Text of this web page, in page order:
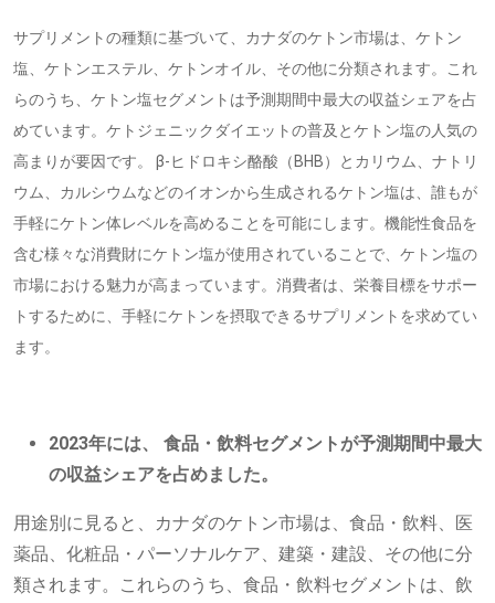
サプリメントの種類に基づいて、カナダのケトン市場は、ケトン
塩、ケトンエステル、ケトンオイル、その他に分類されます。これ
らのうち、ケトン塩セグメントは予測期間中最大の収益シェアを占
めています。ケトジェニックダイエットの普及とケトン塩の人気の
高まりが要因です。 β-ヒドロキシ酪酸（BHB）とカリウム、ナトリ
ウム、カルシウムなどのイオンから生成されるケトン塩は、誰もが
手軽にケトン体レベルを高めることを可能にします。機能性食品を
含む様々な消費財にケトン塩が使用されていることで、ケトン塩の
市場における魅力が高まっています。消費者は、栄養目標をサポー
トするために、手軽にケトンを摂取できるサプリメントを求めてい
ます。
2023年には、
食品・飲料セグメントが予測期間中最大
の収益シェアを占めました。
用途別に見ると、カナダのケトン市場は、食品・飲料、医
薬品、化粧品・パーソナルケア、建築・建設、その他に分
類されます。これらのうち、食品・飲料セグメントは、飲